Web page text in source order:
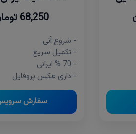
68,250 تومان
- شروع آنی
- تکمیل سریع
- 70 % ایرانی
- داری عکس پروفایل
سفارش